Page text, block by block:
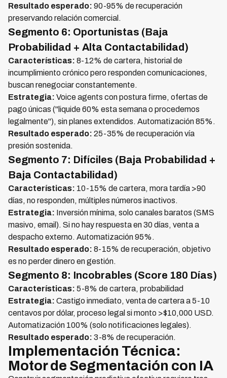
Resultado esperado: 90-95% de recuperación
preservando relación comercial.
Segmento 6: Oportunistas (Baja
Probabilidad + Alta Contactabilidad)
Características: 8-12% de cartera, historial de
incumplimiento crónico pero responden comunicaciones,
buscan renegociar constantemente.
Estrategia: Voice agents con postura firme, ofertas de
pago únicas ("liquide 60% esta semana o procedemos
legalmente"), sin planes extendidos. Automatización 85%.
Resultado esperado: 25-35% de recuperación vía
presión sostenida.
Segmento 7: Difíciles (Baja Probabilidad +
Baja Contactabilidad)
Características: 10-15% de cartera, mora tardía >90
días, no responden, múltiples números inactivos.
Estrategia: Inversión mínima, solo canales baratos (SMS
masivo, email). Si no hay respuesta en 30 días, venta a
despacho externo. Automatización 95%.
Resultado esperado: 8-15% de recuperación, objetivo
es no perder dinero en gestión.
Segmento 8: Incobrables (Score 180 Días)
Características: 5-8% de cartera, probabilidad
Estrategia: Castigo inmediato, venta de cartera a 5-10
centavos por dólar, proceso legal si monto >$10,000 USD.
Automatización 100% (solo notificaciones legales).
Resultado esperado: 3-8% de recuperación.
Implementación Técnica:
Motor de Segmentación con IA